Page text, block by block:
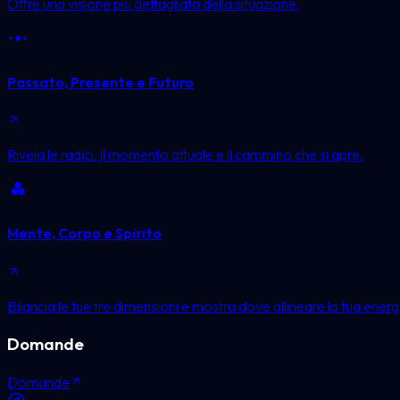
Passato, Presente e Futuro
Rivela le radici, il momento attuale e il cammino che si apre.
Mente, Corpo e Spirito
Bilancia le tue tre dimensioni e mostra dove allineare la tua
Domande
Domande